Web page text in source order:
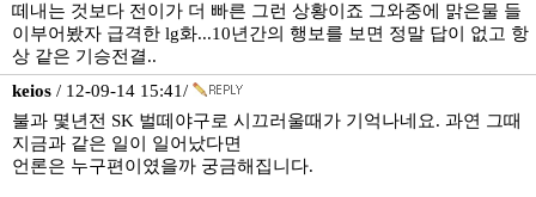
떼내는 것보다 전이가 더 빠른 그런 상황이죠 그와중에 맑은물 들
이부어봤자 급격한 lg화...10년간의 행보를 보면 정말 답이 없고 항
상 같은 기승전결..
keios / 12-09-14 15:41/
불과 몇년전 SK 벌떼야구로 시끄러울때가 기억나네요. 과연 그때
지금과 같은 일이 일어났다면
언론은 누구편이였을까 궁금해집니다.